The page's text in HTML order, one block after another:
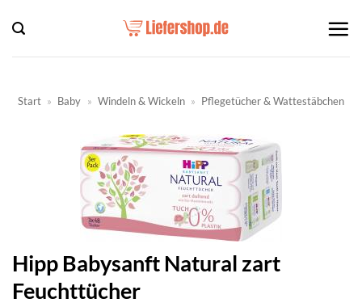
Inhalt
springen
Start » Baby » Windeln & Wickeln » Pflegetücher & Wattestäbchen
Hipp Babysanft Natural zart
Feuchttücher